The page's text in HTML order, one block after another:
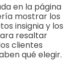
en la página
mostrar los
insignia y los
resaltar
clientes
qué elegir.